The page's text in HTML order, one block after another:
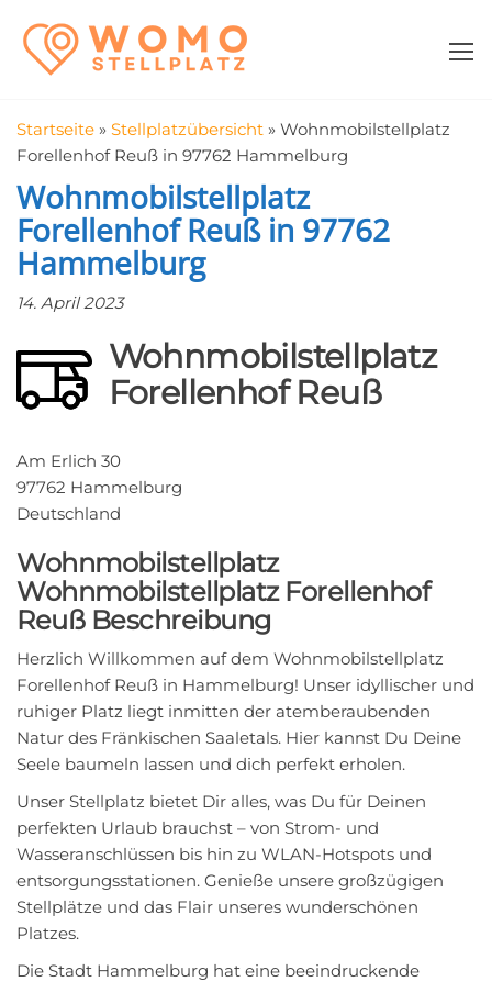
Inhalt
springen
in der Nähe
Startseite » Stellplatzübersicht » Wohnmobilstellplatz
Forellenhof Reuß in 97762 Hammelburg
Wohnmobilstellplatz
Forellenhof Reuß in 97762
Hammelburg
14. April 2023
Wohnmobilstellplatz
Forellenhof Reuß
Am Erlich 30
97762 Hammelburg
Deutschland
Wohnmobilstellplatz
Wohnmobilstellplatz Forellenhof
Reuß Beschreibung
Herzlich Willkommen auf dem Wohnmobilstellplatz
Forellenhof Reuß in Hammelburg! Unser idyllischer und
ruhiger Platz liegt inmitten der atemberaubenden
Natur des Fränkischen Saaletals. Hier kannst Du Deine
Seele baumeln lassen und dich perfekt erholen.
Unser Stellplatz bietet Dir alles, was Du für Deinen
perfekten Urlaub brauchst – von Strom- und
Wasseranschlüssen bis hin zu WLAN-Hotspots und
entsorgungsstationen. Genieße unsere großzügigen
Stellplätze und das Flair unseres wunderschönen
Platzes.
Die Stadt Hammelburg hat eine beeindruckende